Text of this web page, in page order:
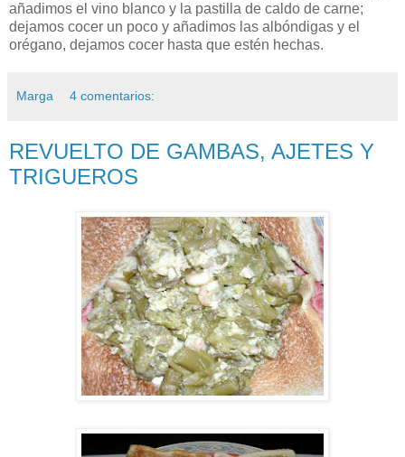
añadimos el vino blanco y la pastilla de caldo de carne;
dejamos cocer un poco y añadimos las albóndigas y el
orégano, dejamos cocer hasta que estén hechas.
Marga 4 comentarios:
REVUELTO DE GAMBAS, AJETES Y
TRIGUEROS